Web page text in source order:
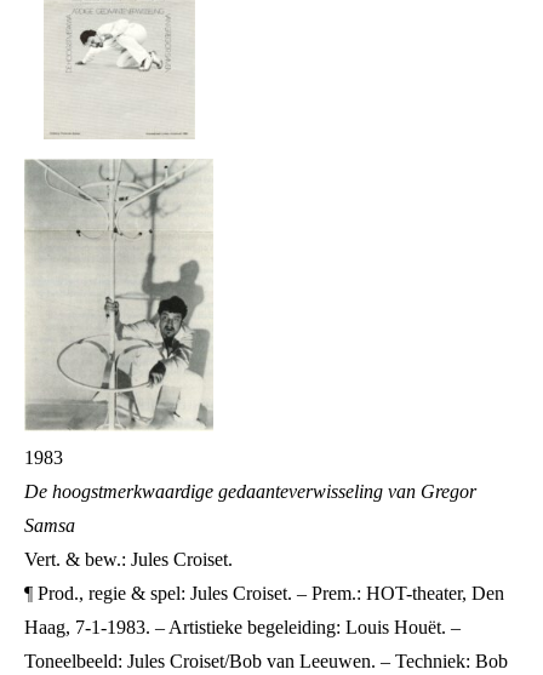
1983
De hoogstmerkwaardige gedaanteverwisseling van Gregor
Samsa
Vert. & bew.: Jules Croiset.
¶ Prod., regie & spel: Jules Croiset. – Prem.: HOT-theater, Den
Haag, 7-1-1983. – Artistieke begeleiding: Louis Houët. –
Toneelbeeld: Jules Croiset/Bob van Leeuwen. – Techniek: Bob